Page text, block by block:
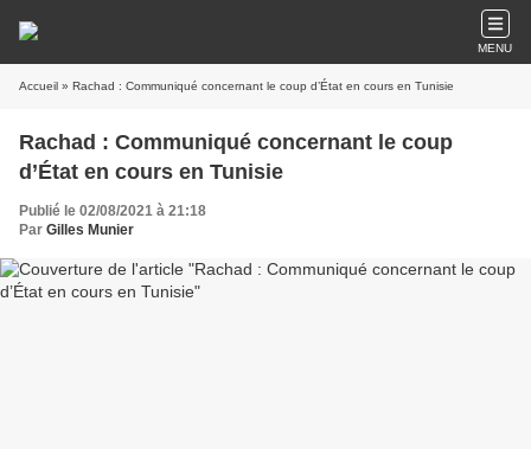
MENU
Accueil » Rachad : Communiqué concernant le coup d’État en cours en Tunisie
Rachad : Communiqué concernant le coup
d’État en cours en Tunisie
Publié le 02/08/2021 à 21:18
Par Gilles Munier